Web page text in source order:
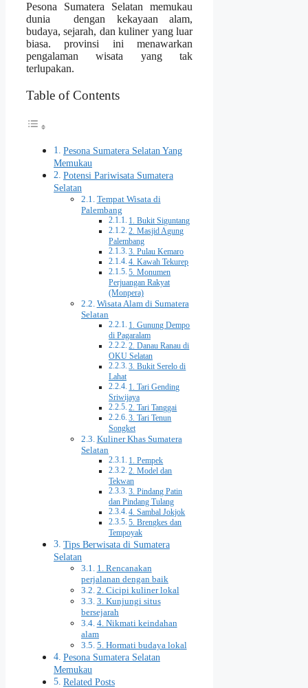
Pesona Sumatera Selatan memukau
dunia dengan kekayaan alam,
budaya, sejarah, dan kuliner yang luar
biasa. provinsi ini menawarkan
pengalaman wisata yang tak
terlupakan.
Table of Contents
Pesona Sumatera Selatan Yang
Memukau
Potensi Pariwisata Sumatera
Selatan
Tempat Wisata di
Palembang
1. Bukit Siguntang
2. Masjid Agung
Palembang
3. Pulau Kemaro
4. Kawah Tekurep
5. Monumen
Perjuangan Rakyat
(Monpera)
Wisata Alam di Sumatera
Selatan
1. Gunung Dempo
di Pagaralam
2. Danau Ranau di
OKU Selatan
3. Bukit Serelo di
Lahat
1. Tari Gending
Sriwijaya
2. Tari Tanggai
3. Tari Tenun
Songket
Kuliner Khas Sumatera
Selatan
1. Pempek
2. Model dan
Tekwan
3. Pindang Patin
dan Pindang Tulang
4. Sambal Jokjok
5. Brengkes dan
Tempoyak
Tips Berwisata di Sumatera
Selatan
1. Rencanakan
perjalanan dengan baik
2. Cicipi kuliner lokal
3. Kunjungi situs
bersejarah
4. Nikmati keindahan
alam
5. Hormati budaya lokal
Pesona Sumatera Selatan
Memukau
Related Posts